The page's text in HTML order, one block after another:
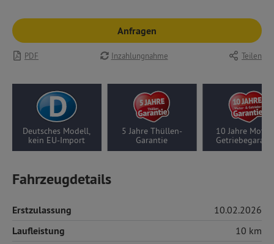
Anfragen
PDF Inzahlungnahme Teilen
Deutsches Modell,
kein EU-Import
5 Jahre Thüllen-
Garantie
10 Jahre Motor-/
Getriebegarantie
Fahrzeugdetails
Erstzulassung 10.02.2026
Laufleistung 10 km